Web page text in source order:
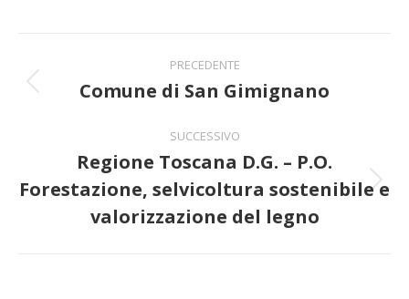
tra
post
PRECEDENTE
Post
Comune di San Gimignano
SUCCESSIVO
Prossimo
post:
Regione Toscana D.G. – P.O.
Forestazione, selvicoltura sostenibile e
valorizzazione del legno